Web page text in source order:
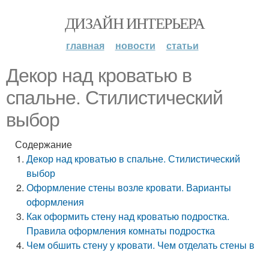
ДИЗАЙН ИНТЕРЬЕРА
главная новости статьи
Декор над кроватью в
спальне. Стилистический
выбор
Содержание
Декор над кроватью в спальне. Стилистический
выбор
Оформление стены возле кровати. Варианты
оформления
Как оформить стену над кроватью подростка.
Правила оформления комнаты подростка
Чем обшить стену у кровати. Чем отделать стены в